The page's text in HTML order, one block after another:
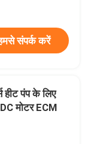
संपर्क करें
हीट पंप के लिए
मोटर ECM